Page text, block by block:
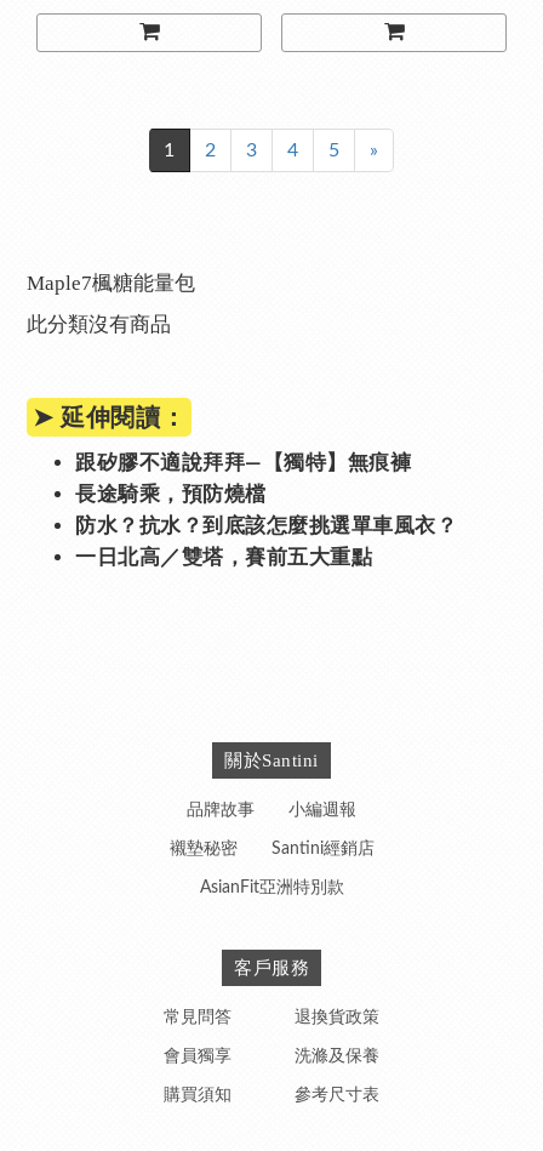
1 2 3 4 5 »
Maple7楓糖能量包
此分類沒有商品
➤ 延伸閱讀：
跟矽膠不適說拜拜—【獨特】無痕褲
長途騎乘，預防燒檔
防水？抗水？到底該怎麼挑選單車風衣？
一日北高／雙塔，賽前五大重點
關於Santini
品牌故事 小編週報
襯墊秘密 Santini經銷店
AsianFit亞洲特別款
客戶服務
常見問答 退換貨政策
會員獨享 洗滌及保養
購買須知 參考尺寸表